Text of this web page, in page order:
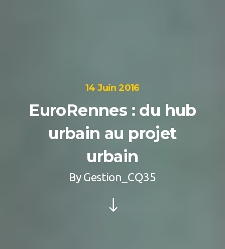
14 Juin 2016
EuroRennes : du hub
urbain au projet
urbain
By Gestion_CQ35